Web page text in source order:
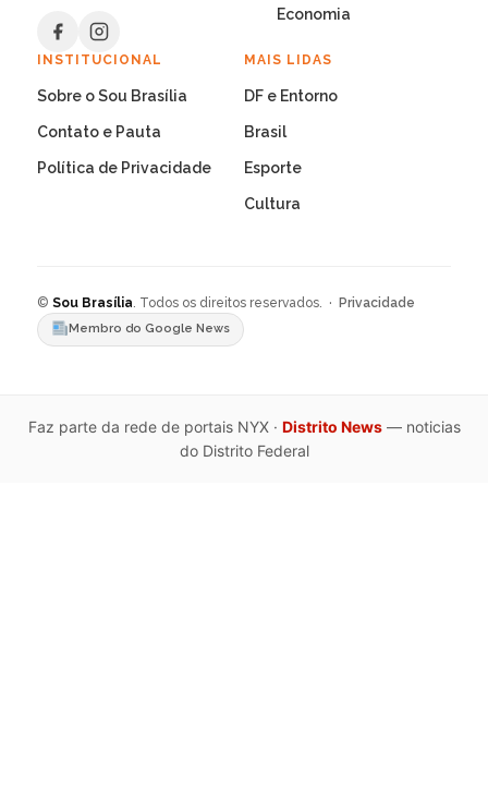
Economia
INSTITUCIONAL
Sobre o Sou Brasília
Contato e Pauta
Política de Privacidade
MAIS LIDAS
DF e Entorno
Brasil
Esporte
Cultura
© Sou Brasília . Todos os direitos reservados. · Privacidade
Membro do Google News
Faz parte da rede de portais NYX · Distrito News— noticias
do Distrito Federal